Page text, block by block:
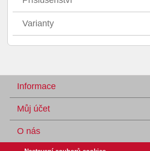
Varianty
Informace
Můj účet
O nás